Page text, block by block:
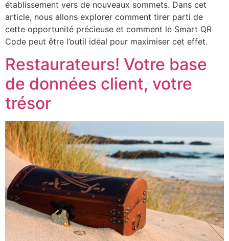
établissement vers de nouveaux sommets. Dans cet
article, nous allons explorer comment tirer parti de
cette opportunité précieuse et comment le Smart QR
Code peut être l’outil idéal pour maximiser cet effet.
Restaurateurs! Votre base
de données client, votre
trésor